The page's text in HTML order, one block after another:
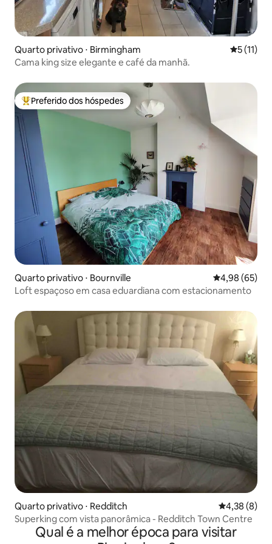
Quarto privativo ⋅ Birmingham 5 de uma
5 (11)
Cama king size elegante e café da manhã.
Entre os melhores preferidos dos hóspedes
Preferido dos hóspedes
Quarto privativo ⋅ Bournville 4,98 de uma
4,98 (65)
Loft espaçoso em casa eduardiana com estacionamento
Quarto privativo ⋅ Redditch 4,38 de uma
4,38 (8)
Superking com vista panorâmica - Redditch Town Centre
Qual é a melhor época para visitar